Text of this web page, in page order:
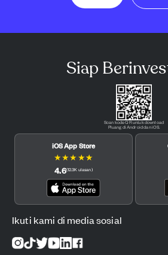
Siap
Scan kode QR untuk download
Pluang di Android dan iOS.
iOS App Store
★★★ ★★
4.6(12.3K ulasan)
Ikuti kami di media sosial